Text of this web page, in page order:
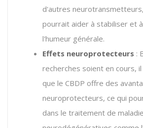
d'autres
pourrait aider à stabiliser et
l'humeur générale​.
Effets neuroprotecteurs :
recherches soient en cours,
que le CBDP offre des
neuroprotecteurs, ce qui
dans le traitement de